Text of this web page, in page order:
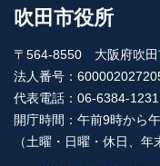
吹田市役所
〒564-8550 大阪府吹田
法人番号：
代表電話：06-6384-1231
開庁時間：午前9時から
（土曜・日曜・休日、年